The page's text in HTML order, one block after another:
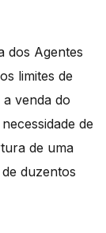
dos Agentes
limites de
venda do
de
de uma
duzentos